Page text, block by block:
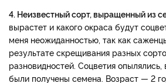
4. Неизвестный сорт, выращенный из
вырастет и какого окраса будут
меня неожиданностью, так как
результате скрещивания разных
разновидностей. Соцветия опылялись,
были получены семена. Возраст — 2